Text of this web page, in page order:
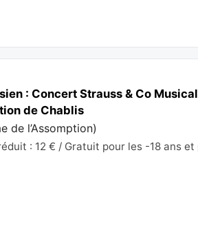
: Concert Strauss & Co
de Chablis
de l’Assomption)
: 12 € / Gratuit pour les -18 ans